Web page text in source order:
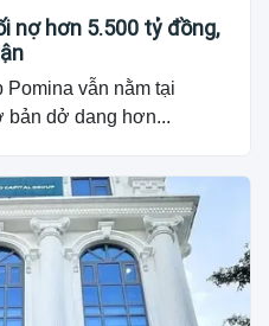
nợ hơn 5.500 tỷ đồng,
Pomina vẫn nằm tại
bản dở dang hơn...